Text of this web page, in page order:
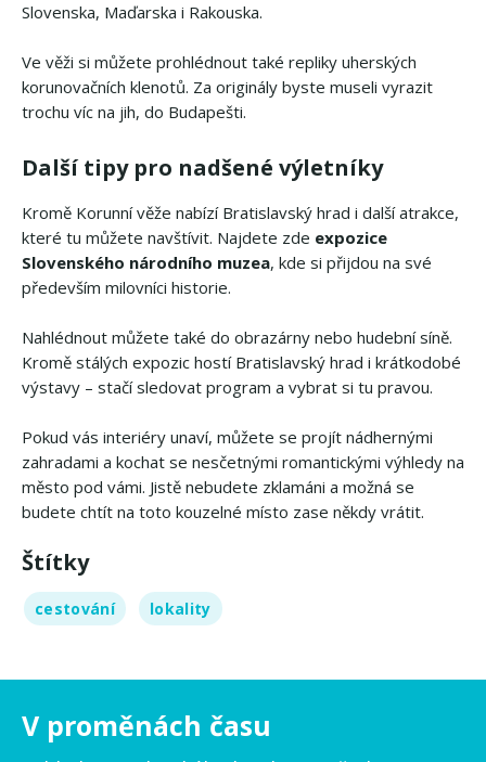
Slovenska, Maďarska i Rakouska.
Ve věži si můžete prohlédnout také repliky uherských
korunovačních klenotů. Za originály byste museli vyrazit
trochu víc na jih, do Budapešti.
Další tipy pro nadšené výletníky
Kromě Korunní věže nabízí Bratislavský hrad i další atrakce,
které tu můžete navštívit. Najdete zde expozice
Slovenského národního muzea, kde si přijdou na své
především milovníci historie.
Nahlédnout můžete také do obrazárny nebo hudební síně.
Kromě stálých expozic hostí Bratislavský hrad i krátkodobé
výstavy – stačí sledovat program a vybrat si tu pravou.
Pokud vás interiéry unaví, můžete se projít nádhernými
zahradami a kochat se nesčetnými romantickými výhledy na
město pod vámi. Jistě nebudete zklamáni a možná se
budete chtít na toto kouzelné místo zase někdy vrátit.
Štítky
cestování lokality
V proměnách času